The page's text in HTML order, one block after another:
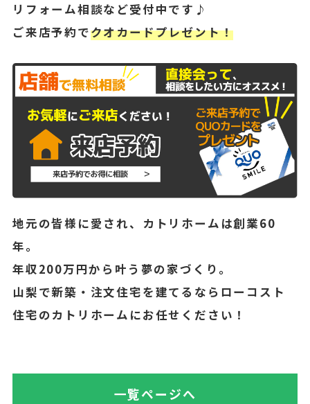
リフォーム相談など受付中です♪
ご来店予約でクオカードプレゼント！
地元の皆様に愛され、カトリホームは創業60
年。
年収200万円から叶う夢の家づくり。
山梨で新築・注文住宅を建てるならローコスト
住宅のカトリホームにお任せください！
一覧ページへ